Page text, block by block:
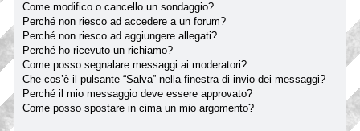
Come modifico o cancello un sondaggio?
Perché non riesco ad accedere a un forum?
Perché non riesco ad aggiungere allegati?
Perché ho ricevuto un richiamo?
Come posso segnalare messaggi ai moderatori?
Che cos’è il pulsante “Salva” nella finestra di invio dei messaggi?
Perché il mio messaggio deve essere approvato?
Come posso spostare in cima un mio argomento?